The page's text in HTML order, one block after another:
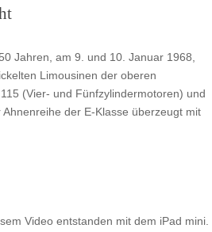
Jahren, am 9. und 10. Januar 1968,
Limousinen der oberen
(Vier- und Fünfzylindermotoren) und
der E-Klasse überzeugt mit
Video entstanden mit dem iPad mini.